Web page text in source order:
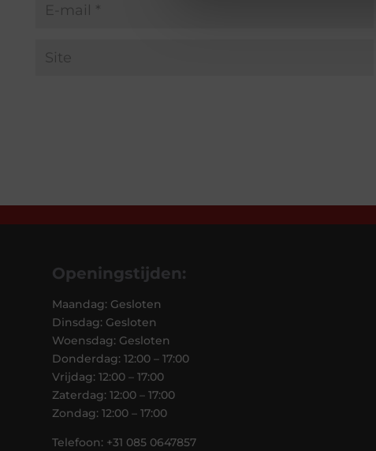
Openingstijden:
Maandag: Gesloten
Dinsdag: Gesloten
Woensdag: Gesloten
Donderdag: 12:00 – 17:00
Vrijdag: 12:00 – 17:00
Zaterdag: 12:00 – 17:00
Zondag: 12:00 – 17:00
Telefoon: +31 085 0647857